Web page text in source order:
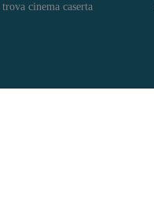
trova cinema caserta